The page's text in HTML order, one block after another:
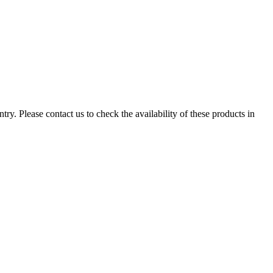
Please contact us to check the availability of these products in